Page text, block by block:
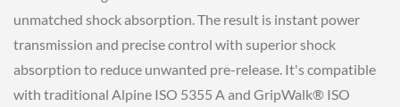
unmatched shock absorption. The result is instant power
transmission and precise control with superior shock
absorption to reduce unwanted pre-release. It's compatible
with traditional Alpine ISO 5355 A and GripWalk® ISO